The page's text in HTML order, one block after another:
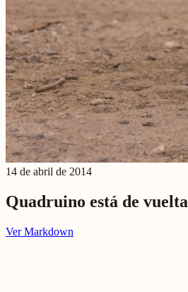
14 de abril de 2014
Quadruino está de vuelta
Ver Markdown